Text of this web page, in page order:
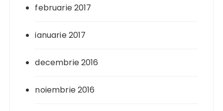
februarie 2017
ianuarie 2017
decembrie 2016
noiembrie 2016